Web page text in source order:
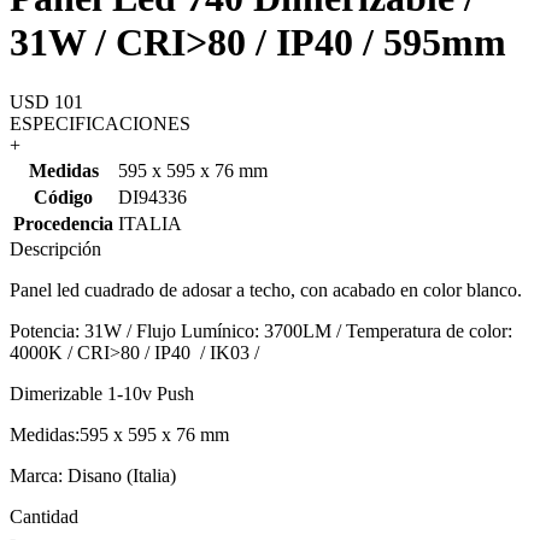
31W / CRI>80 / IP40 / 595mm
USD 101
ESPECIFICACIONES
+
Medidas
595 x 595 x 76 mm
Código
DI94336
Procedencia ITALIA
Descripción
Panel led cuadrado de adosar a techo, con acabado en color blanco.
Potencia: 31W / Flujo Lumínico: 3700LM / Temperatura de color:
4000K / CRI>80 / IP40 / IK03 /
Dimerizable 1-10v Push
Medidas:595 x 595 x 76 mm
Marca: Disano (Italia)
Cantidad